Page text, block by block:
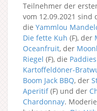
Teilnehmer der
vom 12.09.2021 sind
die Yammlou
Die fette Kuh (F), der
Oceanfruit, der
Riegel (F), die
Kartoffeldöner-
Boom Jack BBQ, der
Aperitif(F) und der
Chardonnay.